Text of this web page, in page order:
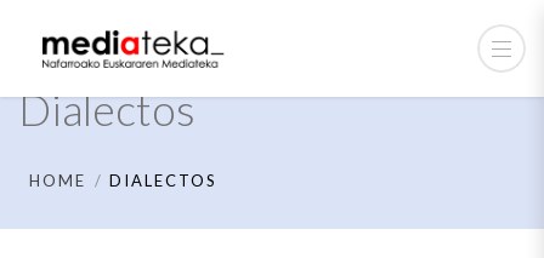
Dialectos
HOME DIALECTOS